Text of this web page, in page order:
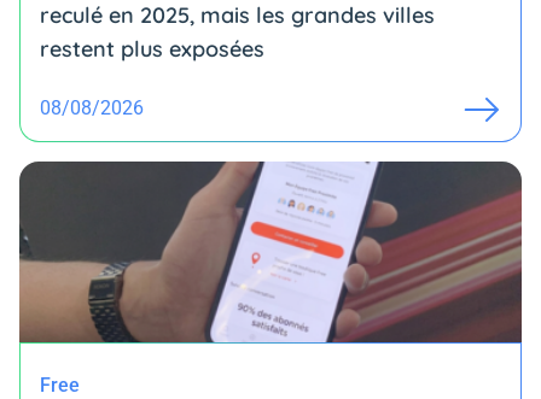
reculé en 2025, mais les grandes villes
restent plus exposées
08/08/2026
Free